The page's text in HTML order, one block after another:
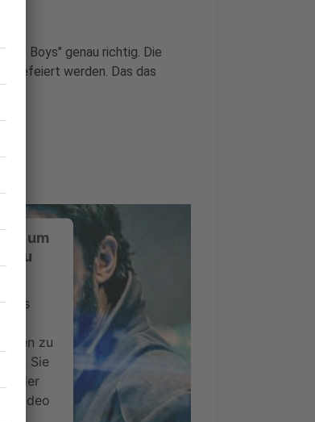
Boys" genau richtig. Die
gefeiert werden. Das das
um
zu
zu
Sie
der
Video